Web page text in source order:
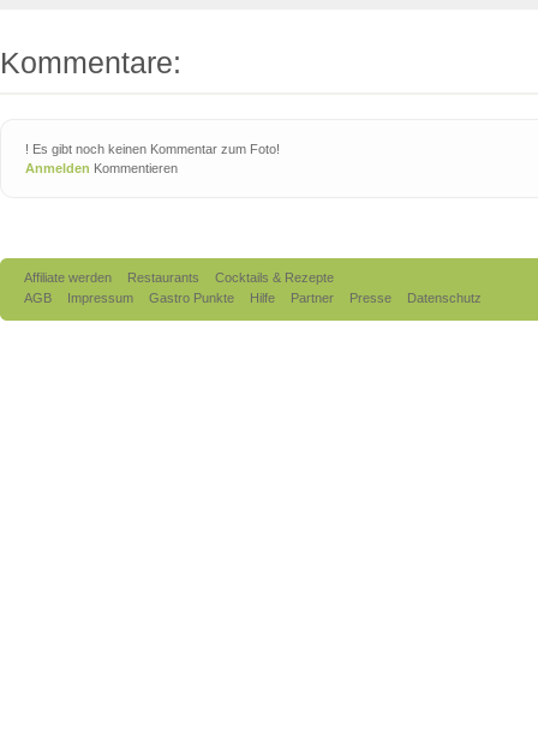
Kommentare:
! Es gibt noch keinen Kommentar zum Foto!
Anmelden Kommentieren
Affiliate werden Restaurants
Cocktails & Rezepte
AGB
Impressum Gastro Punkte Hilfe Partner Presse Datenschutz